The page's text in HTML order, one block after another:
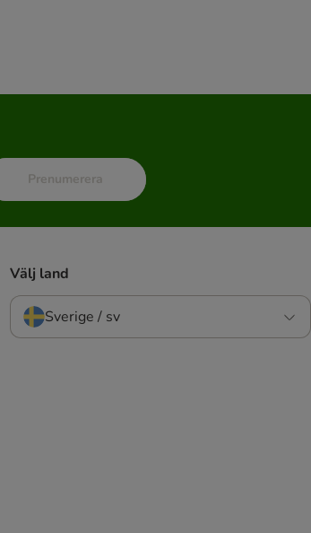
Prenumerera
Välj land
Sverige / sv